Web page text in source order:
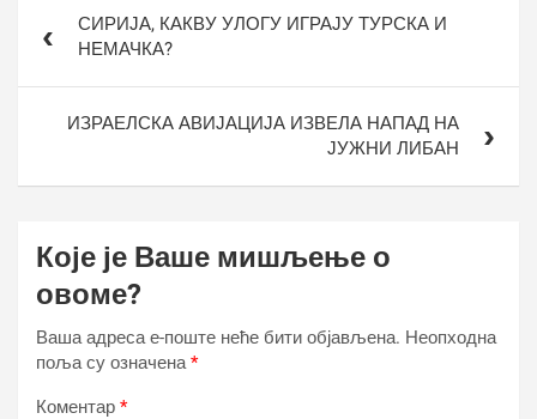
чланкаСИРИЈА, КАКВУ УЛОГУ ИГРАЈУ ТУРСКА И
НЕМАЧКА?
ИЗРАЕЛСКА АВИЈАЦИЈА ИЗВЕЛА НАПАД НА
ЈУЖНИ ЛИБАН
Које је Ваше мишљење о
овоме?
Ваша адреса е-поште неће бити објављена. Неопходна
поља су означена*
Коментар *